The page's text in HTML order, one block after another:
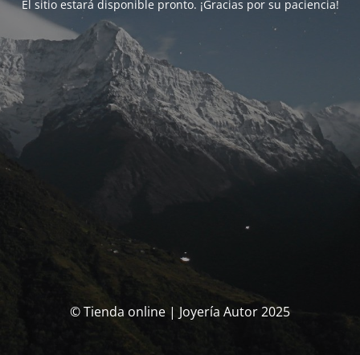
El sitio estará disponible pronto. ¡Gracias por su paciencia!
© Tienda online | Joyería Autor 2025